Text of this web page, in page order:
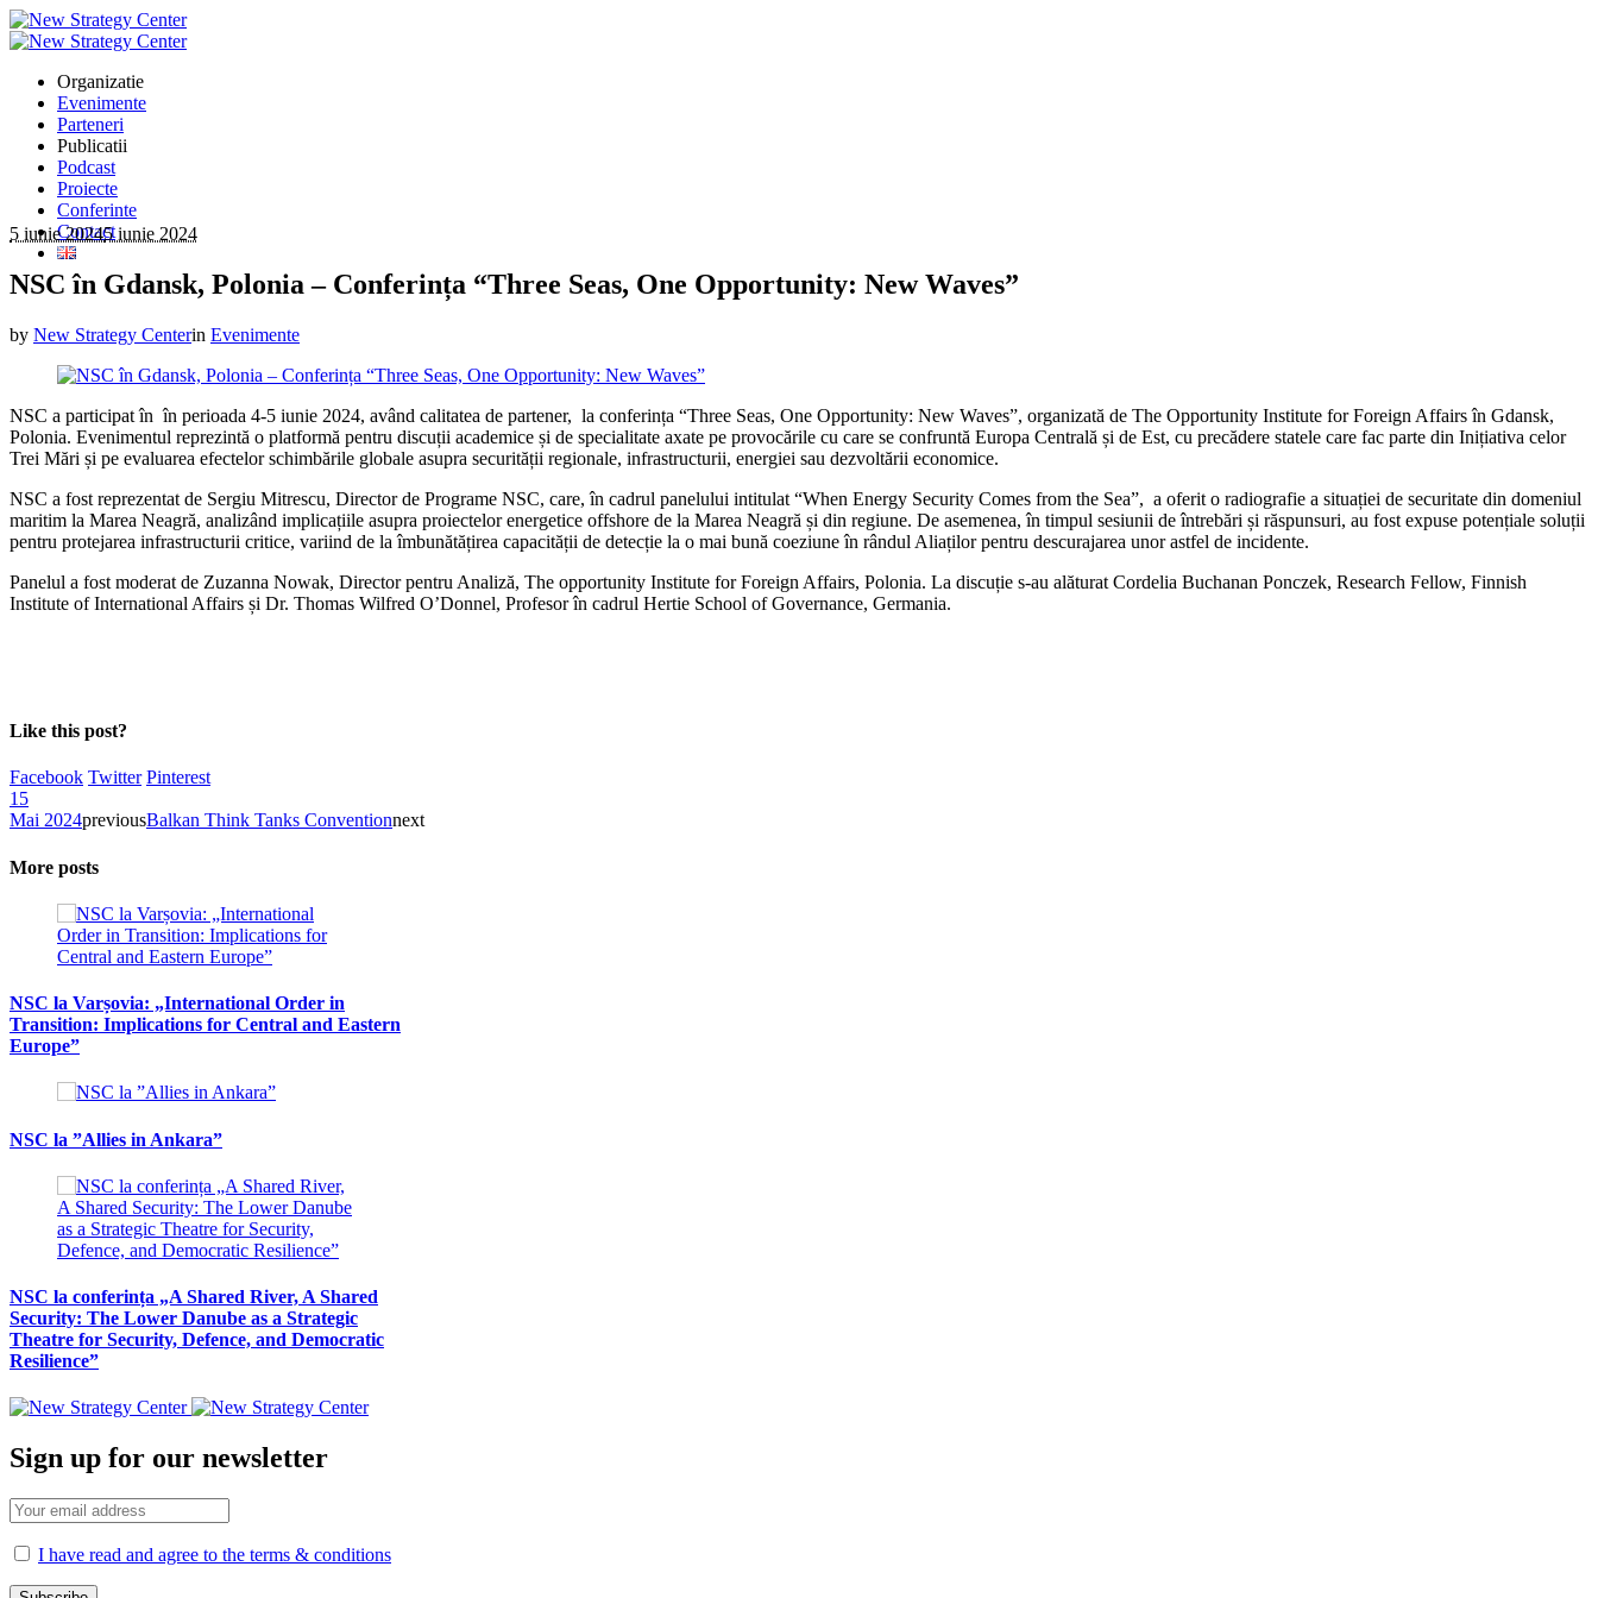
Organizatie
Evenimente
Parteneri
Publicatii
Podcast
Proiecte
Conferinte
Contact
5 iunie 20245 iunie 2024
NSC în Gdansk, Polonia – Conferința “Three Seas, One Opportunity: New Waves”
by New Strategy Centerin Evenimente
NSC a participat în în perioada 4-5 iunie 2024, având calitatea de partener, la conferința “Three Seas, One Opportunity: New Waves”, organizată de The Opportunity Institute for Foreign Affairs în Gdansk,
Polonia. Evenimentul reprezintă o platformă pentru discuții academice și de specialitate axate pe provocările cu care se confruntă Europa Centrală și de Est, cu precădere statele care fac parte din Inițiativa celor
Trei Mări și pe evaluarea efectelor schimbările globale asupra securității regionale, infrastructurii, energiei sau dezvoltării economice.
NSC a fost reprezentat de Sergiu Mitrescu, Director de Programe NSC, care, în cadrul panelului intitulat “When Energy Security Comes from the Sea”, a oferit o radiografie a situației de securitate din domeniul
maritim la Marea Neagră, analizând implicațiile asupra proiectelor energetice offshore de la Marea Neagră și din regiune. De asemenea, în timpul sesiunii de întrebări și răspunsuri, au fost expuse potențiale soluții
pentru protejarea infrastructurii critice, variind de la îmbunătățirea capacității de detecție la o mai bună coeziune în rândul Aliaților pentru descurajarea unor astfel de incidente.
Panelul a fost moderat de Zuzanna Nowak, Director pentru Analiză, The opportunity Institute for Foreign Affairs, Polonia. La discuție s-au alăturat Cordelia Buchanan Ponczek, Research Fellow, Finnish
Institute of International Affairs și Dr. Thomas Wilfred O’Donnel, Profesor în cadrul Hertie School of Governance, Germania.
Like this post?
Facebook Twitter Pinterest
15
Mai 2024previousBalkan Think Tanks Conventionnext
More posts
NSC la Varșovia: „International Order in
Transition: Implications for Central and Eastern
Europe”
NSC la ”Allies in Ankara”
NSC la conferința „A Shared River, A Shared
Security: The Lower Danube as a Strategic
Theatre for Security, Defence, and Democratic
Resilience”
Sign up for our newsletter
I have read and agree to the terms & conditions